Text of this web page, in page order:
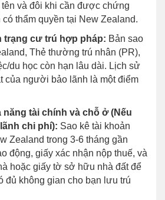
tên và đôi khi cần được chứng
thẩm quyền tại New Zealand.
trạng cư trú hợp pháp: Bản sao
Thẻ thường trú nhân (PR),
du học còn hạn lâu dài. Lịch sử
của người bảo lãnh là một điểm
năng tài chính và chỗ ở (Nếu
chi phí): Sao kê tài khoản
Zealand trong 3-6 tháng gần
động, giấy xác nhận nộp thuế, và
hoặc giấy tờ sở hữu nhà đất để
đủ không gian cho bạn lưu trú